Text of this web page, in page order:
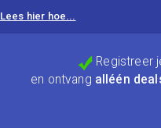
Lees hier hoe...
Registreer
en ontvang alléén